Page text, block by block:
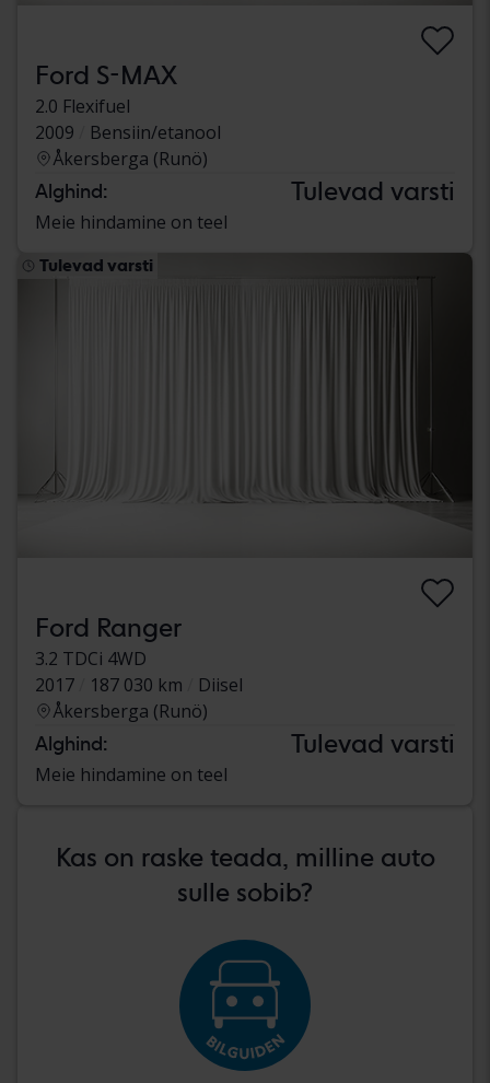
Ford S-MAX
2.0 Flexifuel
2009
Bensiin/etanool
Åkersberga (Runö)
Alghind: Tulevad varsti
Meie hindamine on teel
Tulevad varsti
Ford Ranger
3.2 TDCi 4WD
2017
187 030 km
Diisel
Åkersberga (Runö)
Alghind: Tulevad varsti
Meie hindamine on teel
Kas on raske teada, milline auto
sulle sobib?